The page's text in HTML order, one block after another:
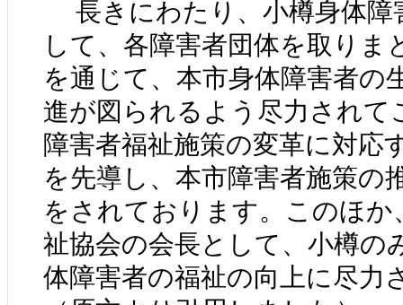
長きにわたり、小樽身体障
して、各障害者団体を取りま
を通じて、本市身体障害者の
進が図られるよう尽力されて
障害者福祉施策の変革に対応
を先導し、本市障害者施策の
をされております。このほか
祉協会の会長として、小樽の
体障害者の福祉の向上に尽力